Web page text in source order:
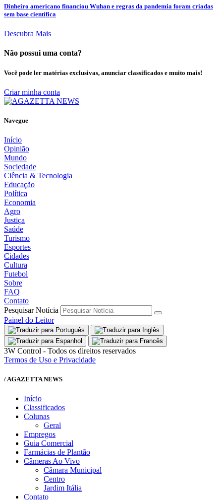
Dinheiro americano financiou Wuhan e regras da pandemia foram criadas
sem base científica
Descubra Mais
Não possui uma conta?
Você pode ler matérias exclusivas, anunciar classificados e muito mais!
Criar minha conta
Navegue
Início
Opinião
Mundo
Sociedade
Ciência & Tecnologia
Educação
Política
Economia
Agro
Justiça
Saúde
Turismo
Esportes
Cidades
Cultura
Futebol
Sobre
FAQ
Contato
Pesquisar Notícia
Painel do Leitor
3W Control - Todos os direitos reservados
Termos de Uso e Privacidade
/ AGAZETTA NEWS
Início
Classificados
Colunas
Geral
Empregos
Guia Comercial
Farmácias de Plantão
Câmeras Ao Vivo
Câmara Municipal
Centro
Jardim Itália
Contato